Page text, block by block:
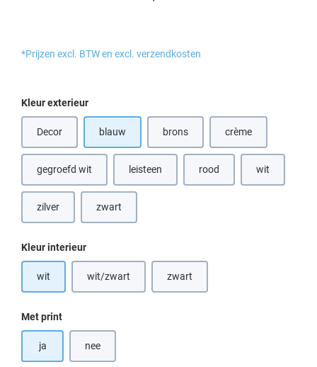
*Prijzen excl. BTW en excl. verzendkosten
Selecteer
Kleur exterieur
Decor(Deze optie is momenteel niet beschikbaar.)
blauw brons
(Deze optie is momenteel niet
crème
gegroefd wit(Deze optie is momenteel niet beschikbaar.)
leisteen
(Deze optie is momenteel niet beschikbaar.)
rood(Deze optie is momenteel
wit
zilver(Deze optie is momenteel niet beschikbaar.)
zwart(Deze optie is momenteel niet beschikbaar.)
Selecteer
Kleur interieur
wit wit/zwart(Deze optie is momenteel niet beschikbaar.)
zwart(Deze optie is momenteel niet
Selecteer
Met print
ja nee